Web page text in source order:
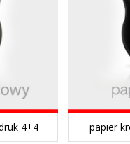
4+4 papier